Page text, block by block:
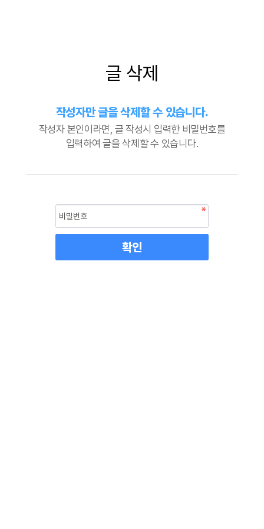
글 삭제
작성자만 글을 삭제할 수 있습니다.
작성자 본인이라면, 글 작성시 입력한 비밀번호를
입력하여 글을 삭제할 수 있습니다.